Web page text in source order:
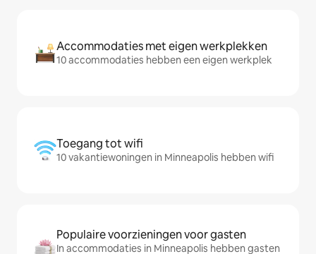
Accommodaties met eigen werkplekken
10 accommodaties hebben een eigen werkplek
Toegang tot wifi
10 vakantiewoningen in Minneapolis hebben wifi
Populaire voorzieningen voor gasten
In accommodaties in Minneapolis hebben gasten